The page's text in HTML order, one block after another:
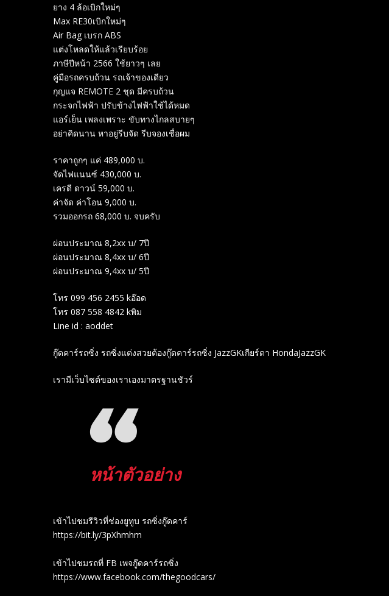
ยาง 4 ล้อเบิกใหม่ๆ
Max RE30เบิกใหม่ๆ
Air Bag เบรก ABS
แต่งโหลดให้แล้วเรียบร้อย
ภาษีปีหน้า 2566 ใช้ยาวๆ เลย
คู่มือรถครบถ้วน รถเจ้าของเดียว
กุญแจ REMOTE 2 ชุด มีครบถ้วน
กระจกไฟฟ้า ปรับข้างไฟฟ้าใช้ได้หมด
แอร์เย็น เพลงเพราะ ขับทางไกลสบายๆ
อย่าคิดนาน หาอยู่รีบจัด รีบจองเชื่อผม
ราคาถูกๆ แค่ 489,000 บ.
จัดไฟแนนซ์ 430,000 บ.
เครดี ดาวน์ 59,000 บ.
ค่าจัด ค่าโอน 9,000 บ.
รวมออกรถ 68,000 บ. จบครับ
ผ่อนประมาณ 8,2xx บ/ 7ปี
ผ่อนประมาณ 8,4xx บ/ 6ปี
ผ่อนประมาณ 9,4xx บ/ 5ปี
โทร 099 456 2455 kอ๊อด
โทร 087 558 4842 kพิม
Line id : aoddet
กู๊ดคาร์รถซิ่ง รถซิ่งแต่งสวยต้องกู๊ดคาร์รถซิ่ง JazzGKเกียร์ดา HondaJazzGK
เรามีเว็บไซต์ของเราเองมาตรฐานชัวร์
หน้าตัวอย่าง
เข้าไปชมรีวิวที่ช่องยู​ทูบ​ รถซิ่งกู๊ดคาร์
https://bit.ly/3pXhmhm​
เข้าไปชมรถที่ FB เพจกู๊ดคาร์รถซิ่ง
https://www.facebook.com/thegoodcars/